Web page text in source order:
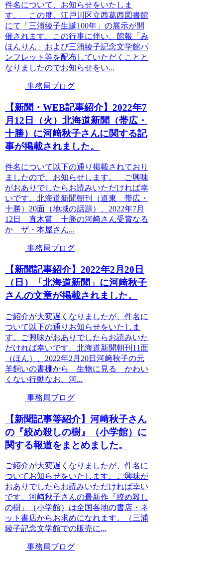
件名について、お知らせをいたしま
す。 この度、江戸川区立西葛西図書館
にて「三浦綾子生誕100年」の展示が開
催されます。この行事に伴い、館報「み
ほんりん」および三浦綾子記念文学館パ
ンフレット等を配布していただくことと
なりましたのでお知らせをい...
事務局ブログ
【新聞・WEB記事紹介】2022年7
月12日（火）北海道新聞（帯広・
十勝）に河﨑秋子さんに関する記
事が掲載されました。
件名について以下の通り掲載されており
ましたので、お知らせします。 ご興味
がおありでしたらお読みいただければ幸
いです。北海道新聞朝刊（道東 帯広・
十勝）20面（地域の話題）、2022年7月
12日 直木賞 十勝の河﨑さん受賞なる
か ザ・本屋さん...
事務局ブログ
【新聞記事紹介】2022年2月20日
（日）「北海道新聞」に河﨑秋子
さんの文章が掲載されました。
ご紹介が大変遅くなりましたが、件名に
ついて以下の通りお知らせをいたしま
す。ご興味がおありでしたらお読みいた
だければ幸いです。北海道新聞朝刊11面
（ほん）、2022年2月20日河﨑秋子の元
羊飼いの書棚から 生物に見る かわい
くない行動なお、河...
事務局ブログ
【新聞記事等紹介】河﨑秋子さん
の『絞め殺しの樹』（小学館）に
関する報道をまとめました。
ご紹介が大変遅くなりましたが、件名に
ついてお知らせをいたします。ご興味が
おありでしたらお読みいただければ幸い
です。河﨑秋子さんの最新作『絞め殺し
の樹』（小学館）は全国各地の書店・ネ
ット書店からお求めになれます。（三浦
綾子記念文学館での販売に...
事務局ブログ